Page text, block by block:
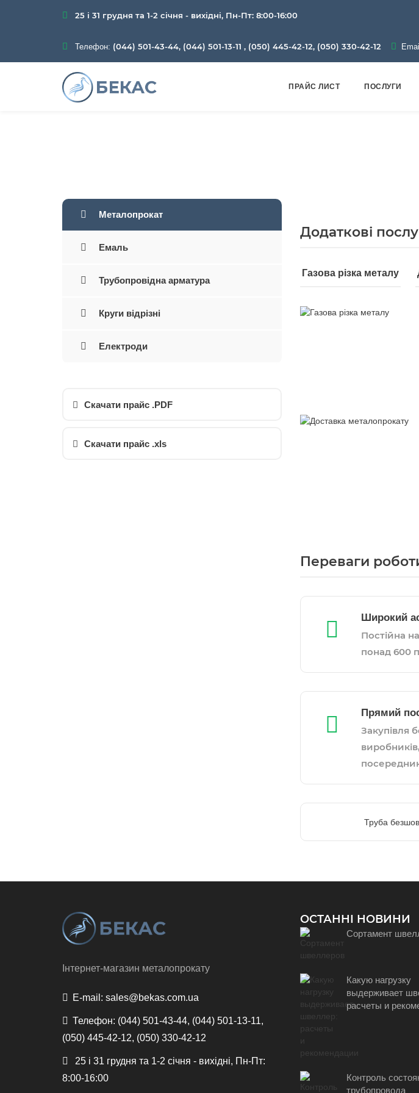
25 і 31 грудня та 1-2 січня - вихідні, Пн-Пт: 8:00-16:00
Телефон: (044) 501-43-44, (044) 501-13-11 , (050) 445-42-12, (050) 330-42-12
ПРАЙС ЛИСТ ПОСЛУГИ
Металопрокат
Емаль
Трубопровідна арматура
Круги відрізні
Електроди
Скачати прайс .PDF
Скачати прайс .xls
Додаткові
Газова різка металу
Переваги
Широкий
Постійна
понад 600
Прямий
Закупівля
Труба
Інтернет-магазин металопрокату
E-mail: sales@bekas.com.ua
Телефон: (044) 501-43-44, (044) 501-13-11,
(050) 445-42-12, (050) 330-42-12
25 і 31 грудня та 1-2 січня - вихідні, Пн-Пт:
8:00-16:00
ОСТАННІ НОВИНИ
Сортамент
Какую нагрузку
выдерживает
расчеты и
Контроль
трубопровода